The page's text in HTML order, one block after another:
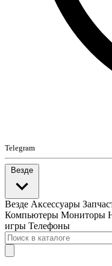
Telegram
Везде
Везде Аксессуары
Компьютеры Мониторы
игры Телефоны